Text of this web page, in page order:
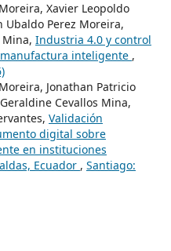
Xavier Leopoldo
Ubaldo Perez Moreira,
Industria 4.0 y control
inteligente ,
Jonathan Patricio
Cevallos Mina,
Validación
digital sobre
en instituciones
Ecuador , Santiago: